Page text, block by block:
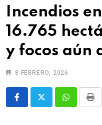
Incendios
16.765
y focos aún
8 FEBRERO, 2026
WhatsappPrint